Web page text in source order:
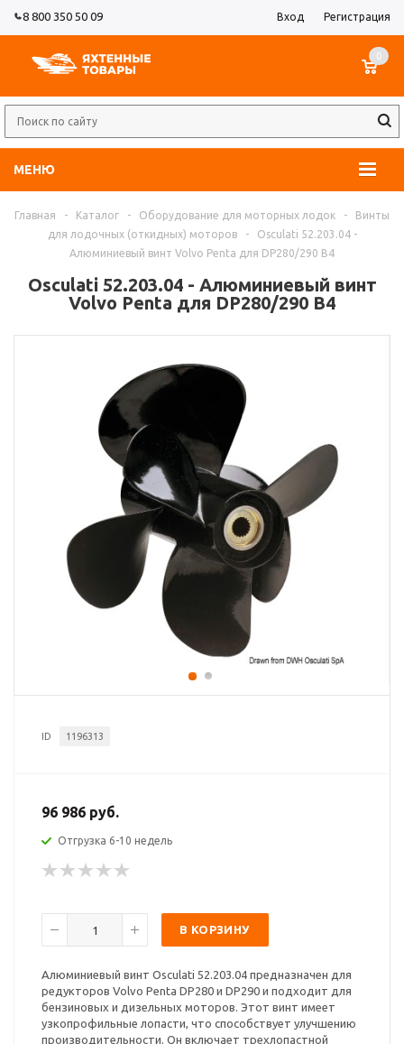
8 800 350 50 09 Вход Регистрация
МЕНЮ
0
Главная - Каталог - Оборудование для моторных лодок -
Винты
для лодочных (откидных) моторов
-
Osculati 52.203.04 -
Алюминиевый винт Volvo Penta для DP280/290 B4
Osculati 52.203.04 - Алюминиевый винт
Volvo Penta для DP280/290 B4
ID 1196313
96 986 руб.
Отгрузка 6-10 недель
В КОРЗИНУ
Алюминиевый винт Osculati 52.203.04 предназначен для
редукторов Volvo Penta DP280 и DP290 и подходит для
бензиновых и дизельных моторов. Этот винт имеет
узкопрофильные лопасти, что способствует улучшению
производительности. Он включает трехлопастной